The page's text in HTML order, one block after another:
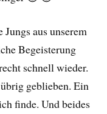
aus unserem
Begeisterung
schnell wieder.
geblieben. Ein
finde. Und beides